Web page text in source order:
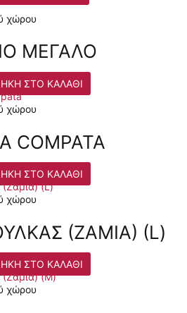
χώρου
ΜΕΓΆΛΟ
ΣΤΟ ΚΑΛΆΘΙ
χώρου
COMPATA
ΣΤΟ ΚΑΛΆΘΙ
χώρου
(ΖΆΜΙΑ) (L)
ΣΤΟ ΚΑΛΆΘΙ
χώρου